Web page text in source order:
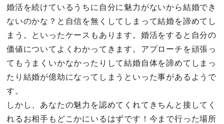
婚活を続けているうちに自分に魅力がないから結婚でき
ないのかな？と自信を無くしてしまって結婚を諦めてし
まう。といったケースもあります。婚活をすると自分の
価値についてよくわかってきます。アプローチを頑張っ
てもうまくいかなかったりして結婚自体を諦めてしまっ
たり結婚が億劫になってしまうといった事があるようで
す。
しかし、あなたの魅力を認めてくれてきちんと接してく
れるお相手もどこかにいるはずです！今まで行った場所